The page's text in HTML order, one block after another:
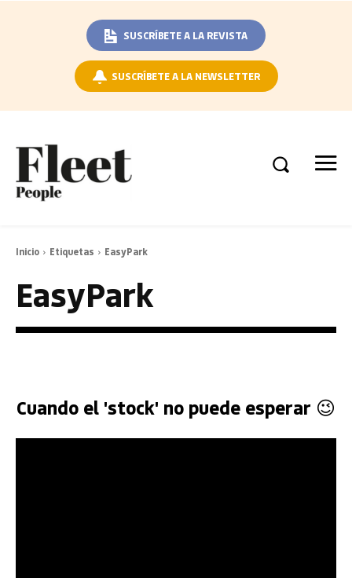
SUSCRÍBETE A LA REVISTA
SUSCRÍBETE A LA NEWSLETTER
Inicio Etiquetas EasyPark
EasyPark
Cuando el 'stock' no puede esperar 😉